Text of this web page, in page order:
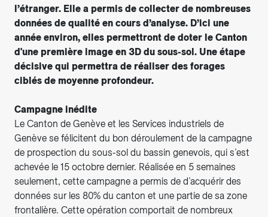
l’étranger. Elle a permis de collecter de nombreuses
données de qualité en cours d’analyse. D’ici une
année environ, elles permettront de doter le Canton
d'une première image en 3D du sous-sol. Une étape
décisive qui permettra de réaliser des forages
ciblés de moyenne profondeur.
Campagne inédite
Le Canton de Genève et les Services industriels de
Genève se félicitent du bon déroulement de la campagne
de prospection du sous-sol du bassin genevois, qui s’est
achevée le 15 octobre dernier. Réalisée en 5 semaines
seulement, cette campagne a permis de d’acquérir des
données sur les 80% du canton et une partie de sa zone
frontalière. Cette opération comportait de nombreux